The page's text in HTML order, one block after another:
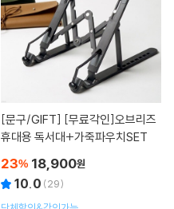
[문구/GIFT]
휴대용 독서대+가죽파우치SET
23% 18,900원
10.0 (29)